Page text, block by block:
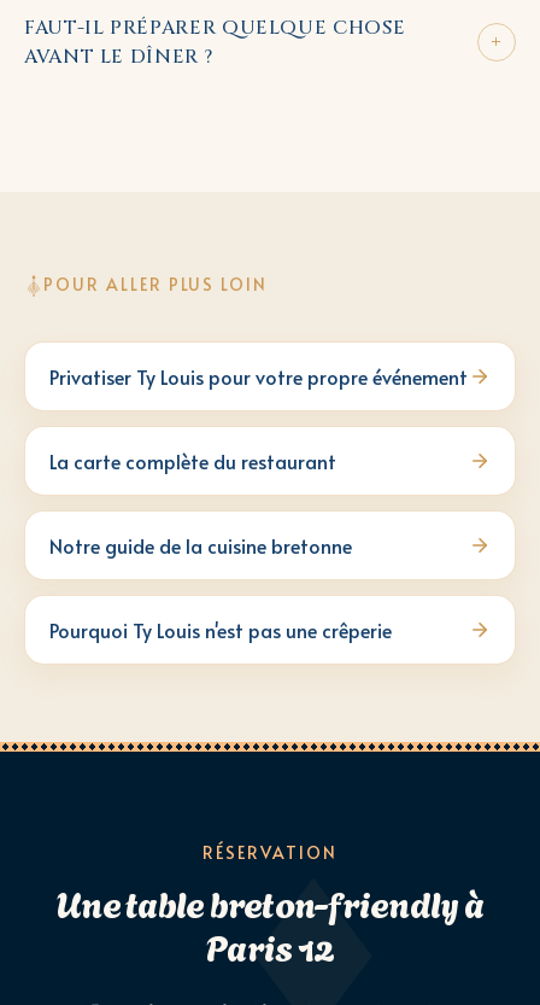
FAUT-IL PRÉPARER QUELQUE CHOSE
AVANT LE DÎNER ?
+
POUR ALLER PLUS LOIN
Privatiser Ty Louis pour votre propre événement
La carte complète du restaurant
Notre guide de la cuisine bretonne
Pourquoi Ty Louis n'est pas une crêperie
RÉSERVATION
Une table breton-friendly à
Paris 12